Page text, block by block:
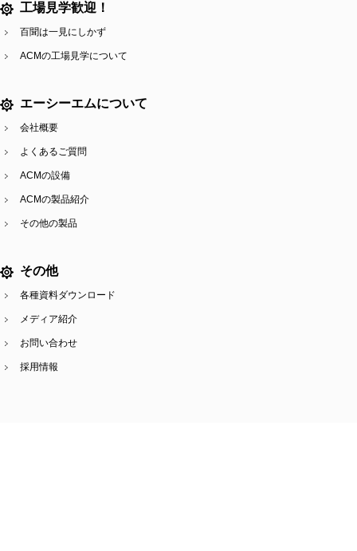
工場見学歓迎！
百聞は一見にしかず
ACMの工場見学について
エーシーエムについて
会社概要
よくあるご質問
ACMの設備
ACMの製品紹介
その他の製品
その他
各種資料ダウンロード
メディア紹介
お問い合わせ
採用情報